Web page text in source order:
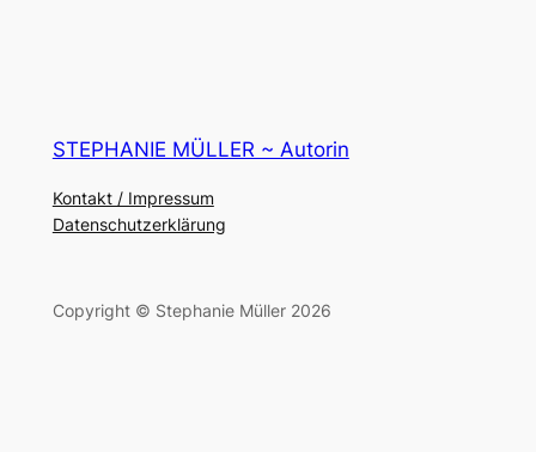
STEPHANIE MÜLLER ~ Autorin
Kontakt / Impressum
Datenschutzerklärung
Copyright © Stephanie Müller 2026